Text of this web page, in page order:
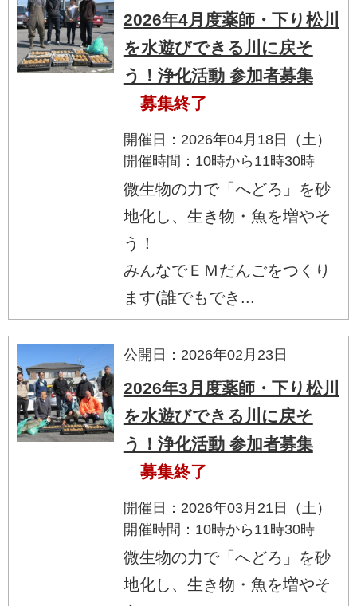
2026年4月度薬師・下り松川
を水遊びできる川に戻そ
う！浄化活動 参加者募集
募集終了
開催日：2026年04月18日（土）
開催時間：10時から11時30時
微生物の力で「へどろ」を砂
地化し、生き物・魚を増やそ
う！
みんなでＥＭだんごをつくり
ます(誰でもでき...
公開日：2026年02月23日
2026年3月度薬師・下り松川
を水遊びできる川に戻そ
う！浄化活動 参加者募集
募集終了
開催日：2026年03月21日（土）
開催時間：10時から11時30時
微生物の力で「へどろ」を砂
地化し、生き物・魚を増やそ